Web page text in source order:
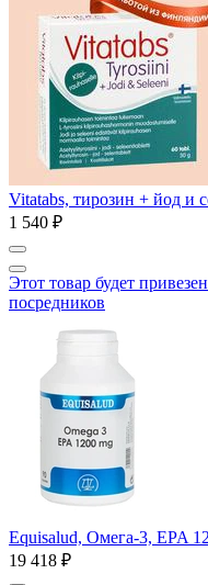
Vitatabs, тирозин + йод и
1 540 ₽
Этот товар будет
посредников
Equisalud, Омега-3, EPA
19 418 ₽